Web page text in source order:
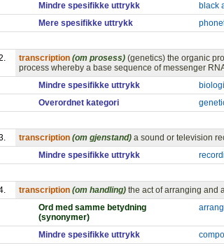
Mindre spesifikke uttrykk black
Mere spesifikke uttrykk
transcription (om prosess) (genetics) the organic
process whereby a base sequence of messenger
Mindre spesifikke uttrykk
Overordnet kategori
transcription (om gjenstand) a sound or television
Mindre spesifikke uttrykk
transcription (om handling) the act of arranging and
Ord med samme betydning
(synonymer)
Mindre spesifikke uttrykk